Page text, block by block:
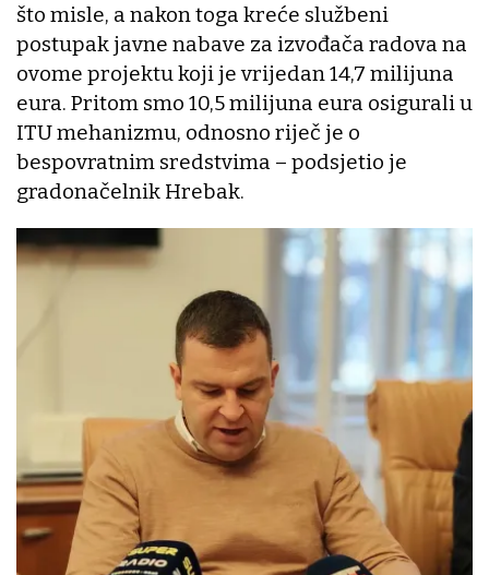
što misle, a nakon toga kreće službeni
postupak javne nabave za izvođača radova na
ovome projektu koji je vrijedan 14,7 milijuna
eura. Pritom smo 10,5 milijuna eura osigurali u
ITU mehanizmu, odnosno riječ je o
bespovratnim sredstvima – podsjetio je
gradonačelnik Hrebak.